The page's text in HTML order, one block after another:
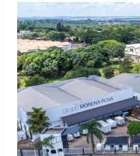
Rosa
lança
franquia
com
estoque
consignado